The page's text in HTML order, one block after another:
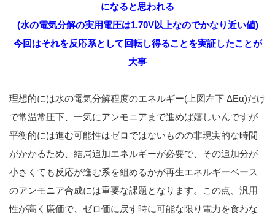
になると思われる
(水の電気分解の実用電圧は1.70V以上なのでかなり近い値)
今回はそれを反応系として回転し得ることを実証したことが
大事
理想的には水の電気分解程度のエネルギー(上図左下 ΔEα)だけ
で常温常圧下、一気にアンモニアまで進めば嬉しいんですが
平衡的には進む可能性はゼロではないものの非現実的な時間
がかかるため、結局追加エネルギーが必要で、その追加分が
小さくても反応が進む系を組めるかが再生エネルギーベース
のアンモニア合成には重要な課題となります。この点、汎用
性が高く廉価で、ゼロ価に戻す時に可能な限り電力を食わな